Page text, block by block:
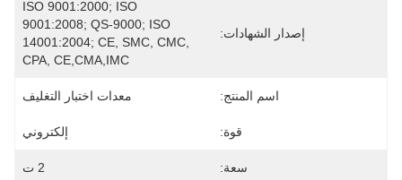
إصدار الشهادات:
ISO 9001:2000; ISO
9001:2008; QS-9000; ISO
14001:2004; CE, SMC, CMC,
CPA, CE,CMA,IMC
اسم المنتج: معدات اختبار التغليف
قوة: إلكتروني
سعة: 2 ت